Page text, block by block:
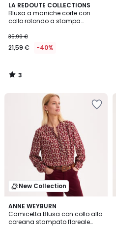
LA REDOUTE COLLECTIONS
Blusa a maniche corte con
collo rotondo a stampa
35,99 €
21,59 € -40%
3
/
5
3
/
New Collection
ANNE WEYBURN
Camicetta Blusa con collo alla
coreana stampato floreale